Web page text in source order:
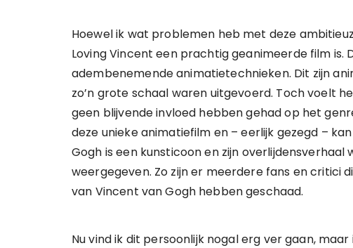
Hoewel ik wat problemen heb met deze
Loving Vincent een prachtig geanimeerde film
adembenemende animatietechnieken. Dit zijn
zo’n grote schaal waren uitgevoerd. Toch voelt
geen blijvende invloed hebben gehad op het
deze unieke animatiefilm en – eerlijk gezegd –
Gogh is een kunsticoon en zijn
weergegeven. Zo zijn er meerdere fans en critici
van Vincent van Gogh hebben geschaad.
Nu vind ik dit persoonlijk nogal erg ver gaan,